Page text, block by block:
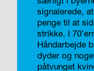
signalerede,
penge til at
strikke. I
Håndarbejde
dyder og
påtvunget